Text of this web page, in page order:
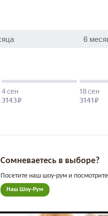
Сомневаетесь в выборе?
Посетите наш шоу-рум и
Наш Шоу-Рум